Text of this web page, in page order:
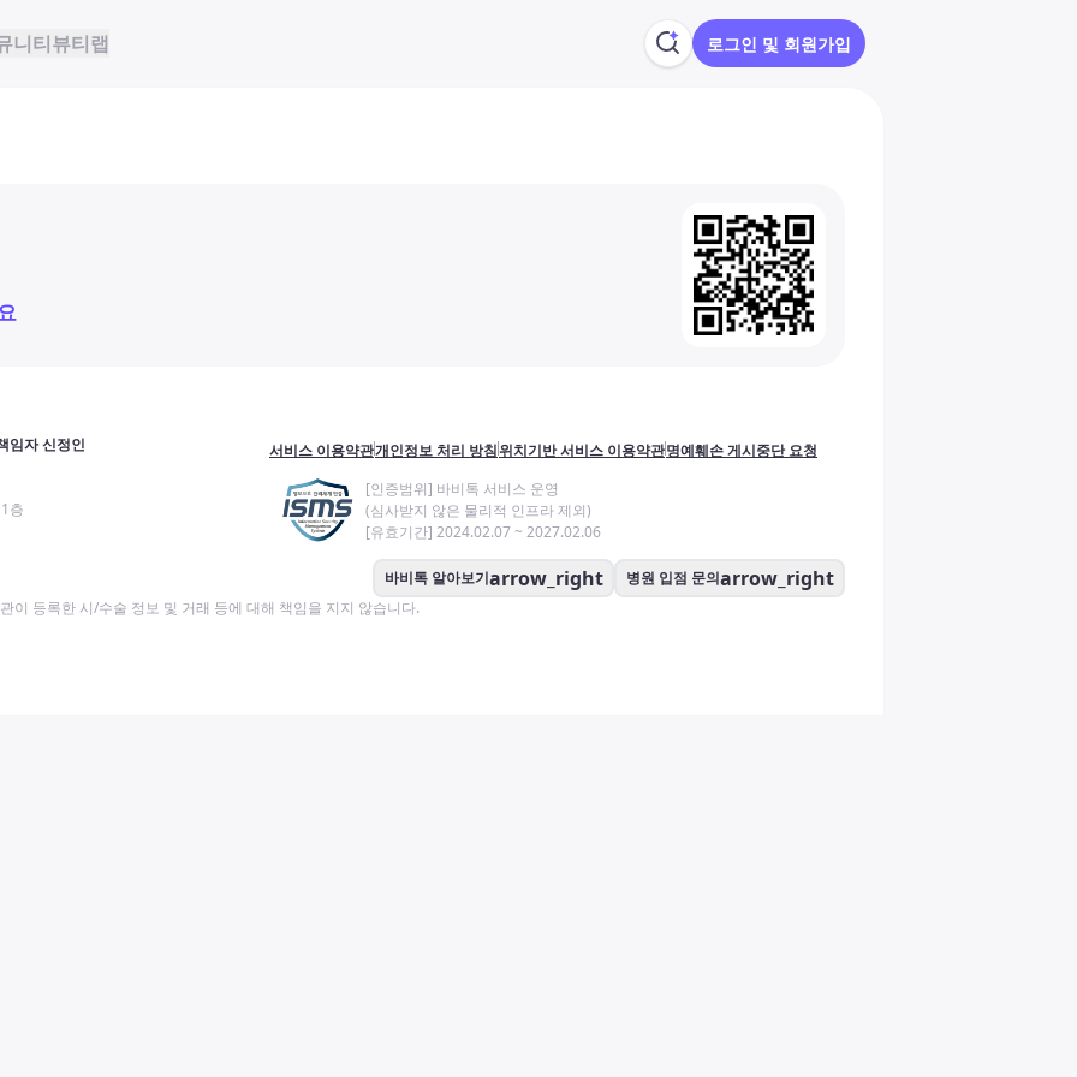
니티뷰티랩 로그인 및 회원가입
임자 신정인
층
서비스 이용약관개인정보 처리 방침위치기반 서비스 이용약관명예훼손 게시중단 요청
[인증범위] 바비톡 서비스 운영
(심사받지 않은 물리적 인프라 제외)
[유효기간] 2024.02.07 ~ 2027.02.06
바비톡 알아보기arrow_right 병원 입점 문의arrow_right
이 등록한 시/수술 정보 및 거래 등에 대해 책임을 지지 않습니다.